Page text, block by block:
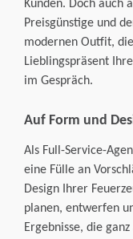
Kunden. Doch auch
Preisgünstige und
modernen Outfit,
Lieblingspräsent
im Gespräch.
Auf Form und
Als Full-Service-
eine Fülle an
Design Ihrer
planen, entwerfen
Ergebnisse, die